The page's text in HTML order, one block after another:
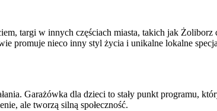
targi w innych częściach miasta, takich jak
promuje nieco inny styl życia i unikalne lokalne
Garażówka dla dzieci to stały punkt programu,
ale tworzą silną społeczność.